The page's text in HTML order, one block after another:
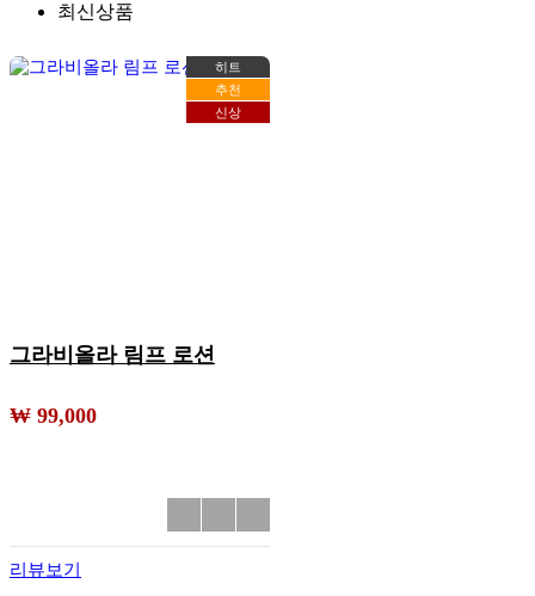
최신상품
히트
추천
신상
그라비올라 림프 로션
₩ 99,000
리뷰보기